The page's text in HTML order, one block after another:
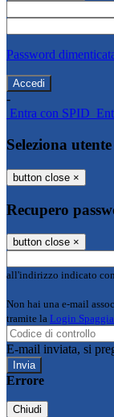
Password
-
Entra con SPID
Seleziona utente
button close ×
Recupero
button close ×
all'indirizzo indicato
Non hai una e-mail
tramite la Login
E-mail inviata, si
Errore
Chiudi